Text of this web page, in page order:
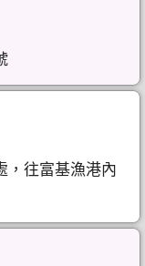
，往富基漁港內